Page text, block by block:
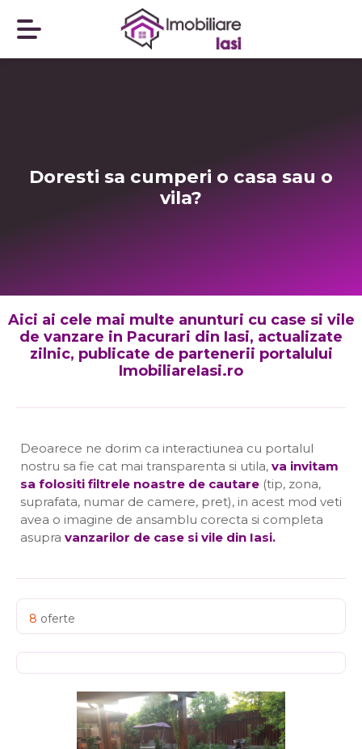
Doresti sa cumperi o casa sau o
vila?
Aici ai cele mai multe anunturi cu case si vile
de vanzare in Pacurari din Iasi, actualizate
zilnic, publicate de partenerii portalului
ImobiliareIasi.ro
Deoarece ne dorim ca interactiunea cu portalul
nostru sa fie cat mai transparenta si utila, va invitam
sa folositi filtrele noastre de cautare (tip, zona,
suprafata, numar de camere, pret), in acest mod veti
avea o imagine de ansamblu corecta si completa
asupra vanzarilor de case si vile din Iasi.
8 oferte